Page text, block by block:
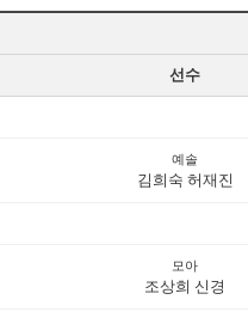
선수
예솔
김희숙 허재진
모아
조상희 신경